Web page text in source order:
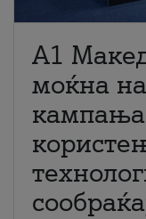
A1
моќна
кампања